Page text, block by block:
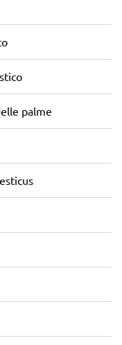
palme